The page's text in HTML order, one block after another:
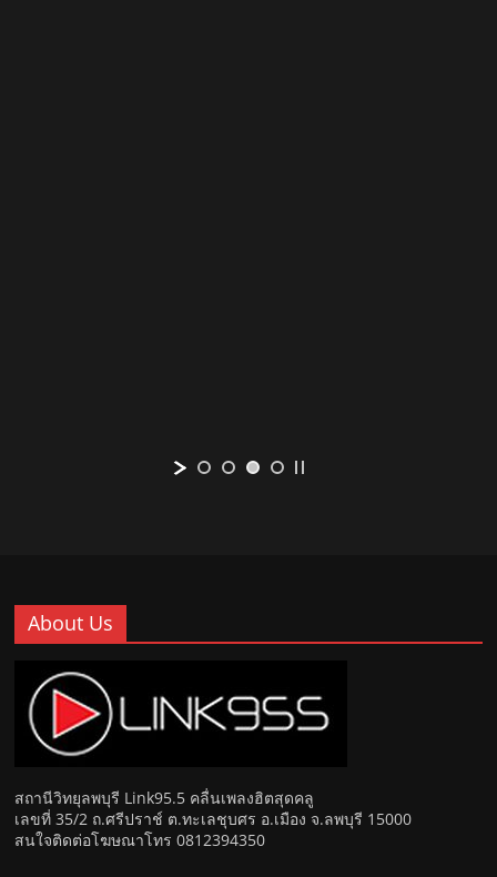
About Us
สถานีวิทยุลพบุรี Link95.5 คลื่นเพลงฮิตสุดคลู
เลขที่ 35/2 ถ.ศรีปราช์ ต.ทะเลชุบศร อ.เมือง จ.ลพบุรี 15000
สนใจติดต่อโฆษณาโทร 0812394350